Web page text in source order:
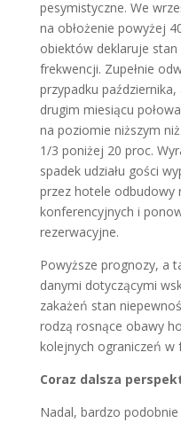
pesymistyczne. We
na obłożenie powyżej
obiektów deklaruje
frekwencji. Zupełnie
przypadku
drugim miesiącu
na poziomie niższym
1/3 poniżej 20 proc.
spadek udziału gości
przez hotele odbudowy
konferencyjnych i
rezerwacyjne.
Powyższe prognozy, a
danymi dotyczącymi
zakażeń stan
rodzą rosnące obawy
kolejnych ograniczeń w
Coraz dalsza
Nadal, bardzo